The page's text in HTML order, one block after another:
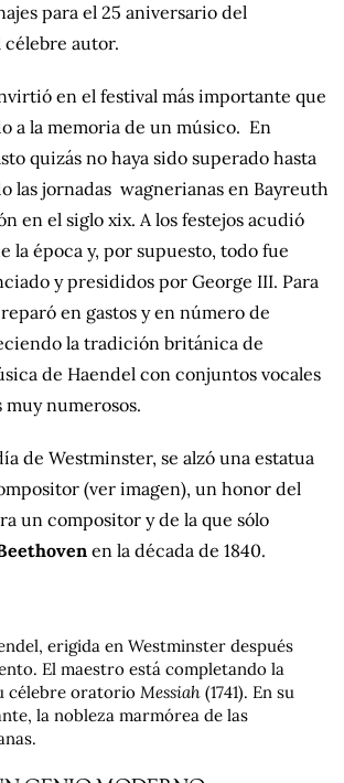
para el 25 aniversario del
autor.
en el festival más importante que
a la memoria de un músico. En
quizás no haya sido superado hasta
las jornadas wagnerianas en Bayreuth
en el siglo xix. A los festejos acudió
la época y, por supuesto, todo fue
y presididos por George III. Para
en gastos y en número de
la tradición británica de
de Haendel con conjuntos vocales
numerosos.
de Westminster, se alzó una estatua
(ver imagen), un honor del
un compositor y de la que sólo
en la década de 1840.
erigida en Westminster después
El maestro está completando la
célebre oratorio Messiah(1741). En su
la nobleza marmórea de las